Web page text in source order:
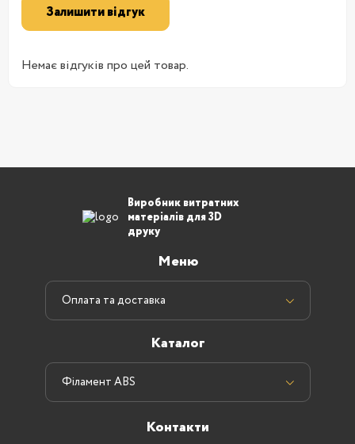
Залишити відгук
Немає відгуків про цей товар.
Виробник витратних
матеріалів для 3D
друку
Меню
Оплата та доставка
Каталог
Філамент ABS
Контакти